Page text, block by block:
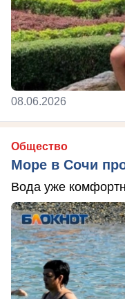
08.06.2026
Общество
Море в Сочи
Вода уже